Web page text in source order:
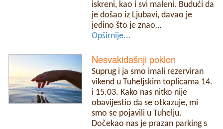
iskreni, kao i svi maleni. Budući da
je došao iz Ljubavi, davao je
jedino što je znao…
Opširnije...
Nesvakidašnji poklon
Suprug i ja smo imali rezerviran
vikend u Tuheljskim toplicama 14.
i 15.03. Kako nas nitko nije
obavijestio da se otkazuje, mi
smo se pojavili u Tuhelju.
Dočekao nas je prazan parking s